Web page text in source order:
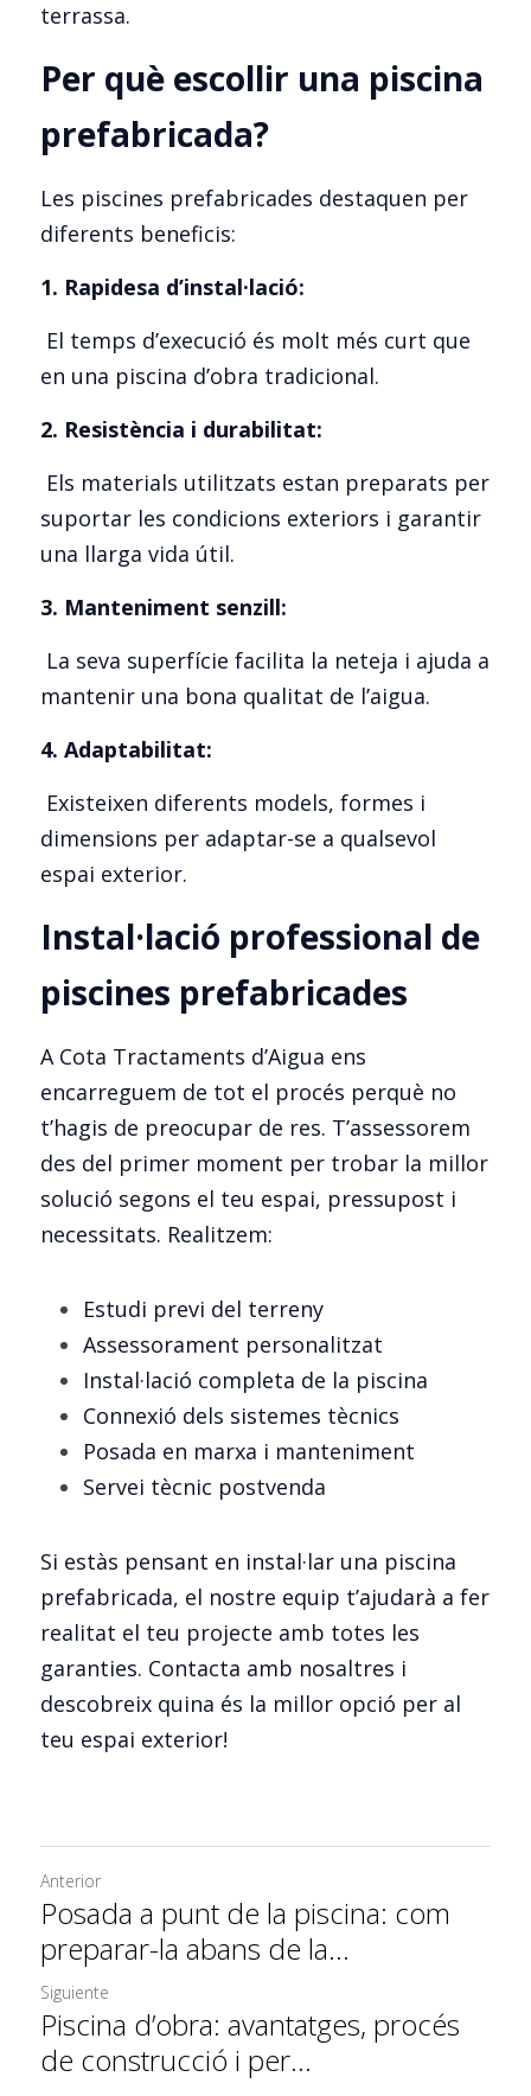
terrassa.
Per què escollir una piscina
prefabricada?
Les piscines prefabricades destaquen per
diferents beneficis:
1. Rapidesa d’instal·lació:
en una piscina d’obra tradicional.
2. Resistència i durabilitat:
suportar les condicions exteriors i garantir
una llarga vida útil.
3. Manteniment senzill:
mantenir una bona qualitat de l’aigua.
4. Adaptabilitat:
dimensions per adaptar-se a qualsevol
espai exterior.
Instal·lació professional de
piscines prefabricades
A Cota Tractaments d’Aigua ens
encarreguem de tot el procés perquè no
t’hagis de preocupar de res. T’assessorem
des del primer moment per trobar la millor
solució segons el teu espai, pressupost i
necessitats. Realitzem:
Estudi previ del terreny
Assessorament personalitzat
Instal·lació completa de la piscina
Connexió dels sistemes tècnics
Posada en marxa i manteniment
Servei tècnic postvenda
Si estàs pensant en instal·lar una piscina
prefabricada, el nostre equip t’ajudarà a fer
realitat el teu projecte amb totes les
garanties. Contacta amb nosaltres i
descobreix quina és la millor opció per al
teu espai exterior!
Anterior
Posada a punt de la piscina: com
preparar-la abans de la...
Siguiente
Piscina d’obra: avantatges, procés
de construcció i per...